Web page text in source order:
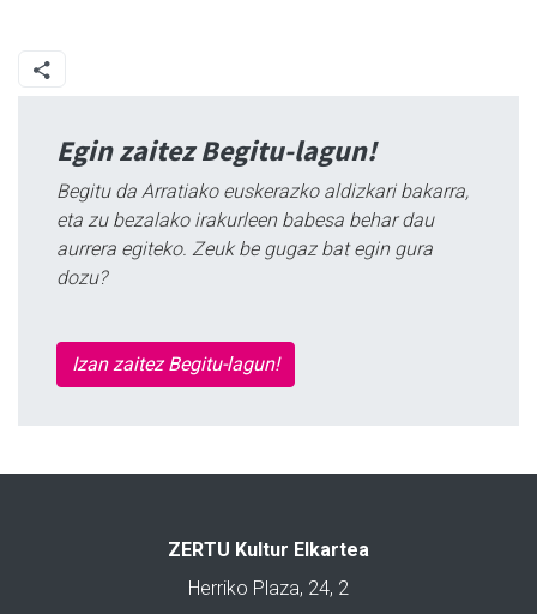
Egin zaitez Begitu-lagun!
Begitu da Arratiako euskerazko aldizkari bakarra,
eta zu bezalako irakurleen babesa behar dau
aurrera egiteko. Zeuk be gugaz bat egin gura
dozu?
Izan zaitez Begitu-lagun!
ZERTU Kultur Elkartea
Herriko Plaza, 24, 2